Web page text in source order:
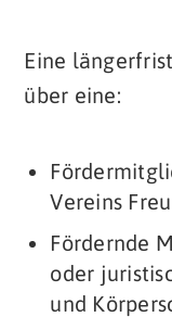
Eine
über eine:
Vereins
Fördernde
oder
und